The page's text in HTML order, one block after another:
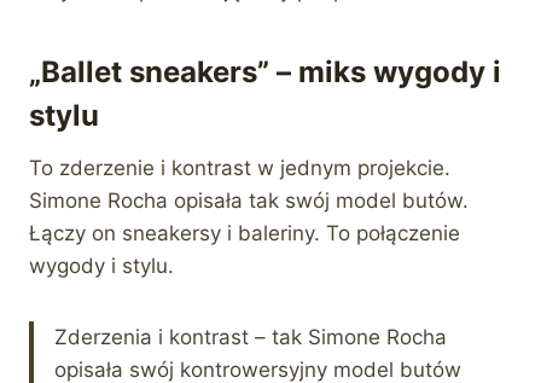
„Ballet sneakers” – miks wygody i
stylu
To zderzenie i kontrast w jednym projekcie.
Simone Rocha opisała tak swój model butów.
Łączy on sneakersy i baleriny. To połączenie
wygody i stylu.
Zderzenia i kontrast – tak Simone Rocha
opisała swój kontrowersyjny model butów